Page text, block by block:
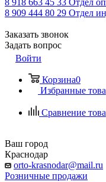
8 918 663 45 33 Отдел
8 909 444 80 29 Отдел
Заказать звонок
Задать вопрос
Войти
Корзина0
Избранные
Сравнение
Ваш город
Краснодар
orto-krasnodar@mail.ru
Розничные продажи